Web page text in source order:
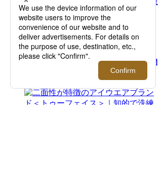
2026.08.05 - 08.11
「マウリッツハイス美術館」×＜タグス ワー
キングパーティ＞ 期間限定ポップアップを開